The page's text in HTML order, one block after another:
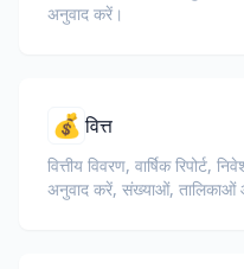
अनुवाद करें।
💰 वित्त
वित्तीय विवरण, वार्षिक
अनुवाद करें, संख्याओं, तालिकाओं